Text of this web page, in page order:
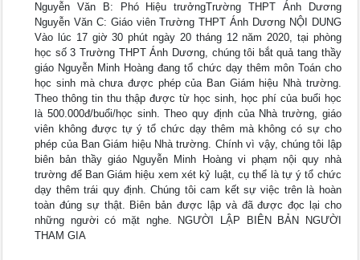
Nguyễn Văn B: Phó Hiệu trưởngTrường THPT Ánh Dương
Nguyễn Văn C: Giáo viên Trường THPT Ánh Dương NỘI DUNG
Vào lúc 17 giờ 30 phút ngày 20 tháng 12 năm 2020, tại phòng
học số 3 Trường THPT Ánh Dương, chúng tôi bắt quả tang thầy
giáo Nguyễn Minh Hoàng đang tổ chức dạy thêm môn Toán cho
học sinh mà chưa được phép của Ban Giám hiệu Nhà trường.
Theo thông tin thu thập được từ học sinh, học phí của buổi học
là 500.000đ/buổi/học sinh. Theo quy định của Nhà trường, giáo
viên không được tự ý tổ chức dạy thêm mà không có sự cho
phép của Ban Giám hiệu Nhà trường. Chính vì vậy, chúng tôi lập
biên bản thầy giáo Nguyễn Minh Hoàng vi phạm nội quy nhà
trường để Ban Giám hiệu xem xét kỷ luật, cụ thể là tự ý tổ chức
dạy thêm trái quy định. Chúng tôi cam kết sự việc trên là hoàn
toàn đúng sự thật. Biên bản được lập và đã được đọc lại cho
những người có mặt nghe. NGƯỜI LẬP BIÊN BẢN NGƯỜI
THAM GIA